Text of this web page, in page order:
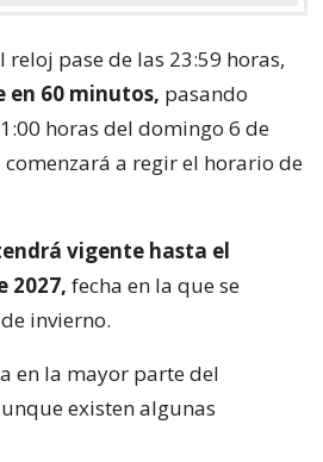
reloj pase de las 23:59 horas,
en 60 minutos, pasando
horas del domingo 6 de
a regir el horario de
vigente hasta el
2027, fecha en la que se
invierno.
en la mayor parte del
existen algunas